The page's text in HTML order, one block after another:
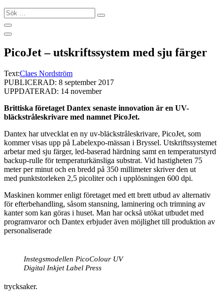
Sök
…
PicoJet – utskriftssystem med sju färger
Text:Claes Nordström
PUBLICERAD: 8 september 2017
UPPDATERAD: 14 november
Brittiska företaget Dantex senaste innovation är en UV-
bläckstråleskrivare med namnet PicoJet.
Dantex har utvecklat en ny uv-bläckstråleskrivare, PicoJet, som
kommer visas upp på Labelexpo-mässan i Bryssel. Utskriftssystemet
arbetar med sju färger, led-baserad härdning samt en temperaturstyrd
backup-rulle för temperaturkänsliga substrat. Vid hastigheten 75
meter per minut och en bredd på 350 millimeter skriver den ut
med punktstorleken 2,5 picoliter och i upplösningen 600 dpi.
Maskinen kommer enligt företaget med ett brett utbud av alternativ
för efterbehandling, såsom stansning, laminering och trimning av
kanter som kan göras i huset. Man har också utökat utbudet med
programvaror och Dantex erbjuder även möjlighet till produktion av
personaliserade
Instegsmodellen PicoColour UV
Digital Inkjet Label Press
trycksaker.